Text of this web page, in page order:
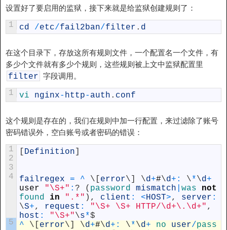
设置好了要启用的监狱，接下来就是给监狱创建规则了：
1 cd /etc/fail2ban/filter . d
在这个目录下，存放这所有规则文件，一个配置名一个文件，有
多少个文件就有多少个规则，这些规则被上文中监狱配置里
filter 字段调用。
1 vi nginx- http- auth . conf
这个规则是存在的，我们在规则中加一行配置，来过滤除了账号
密码错误外，空白账号或者密码的错误：
1
2
3
4
5
Definition
failregex = ^ \ error\ \d+#\d+ : \*\d+
user
"\S+" : ? ( password mismatch was not
found in ".*" ) , client : <HOST>, server :
\S+, request : "\S+ \S+ HTTP/\d+\.\d+" ,
host : "\S+"\s*$
^
\ error\ \d+#\d+ : \*\d+ no user/pass